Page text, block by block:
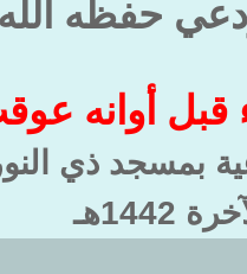
حفظه الله
أوانه
بمسجد ذي